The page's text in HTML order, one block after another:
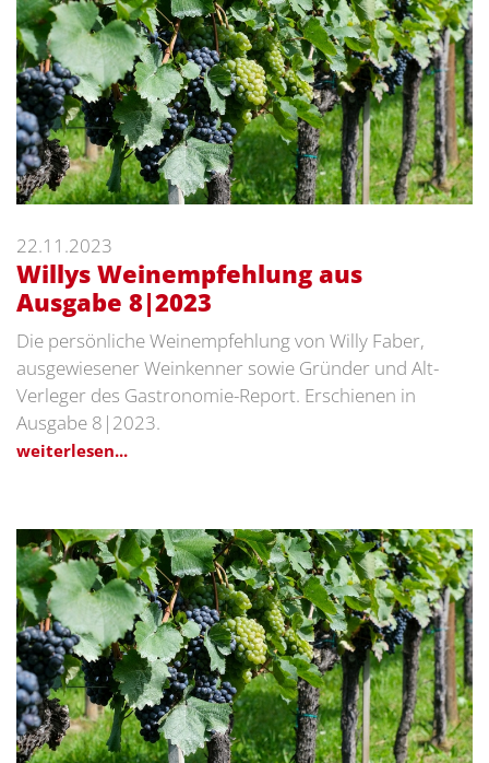
22.11.2023
Willys Weinempfehlung aus
Ausgabe 8|2023
Die persönliche Weinempfehlung von Willy Faber,
ausgewiesener Weinkenner sowie Gründer und Alt-
Verleger des Gastronomie-Report. Erschienen in
Ausgabe 8|2023.
weiterlesen...